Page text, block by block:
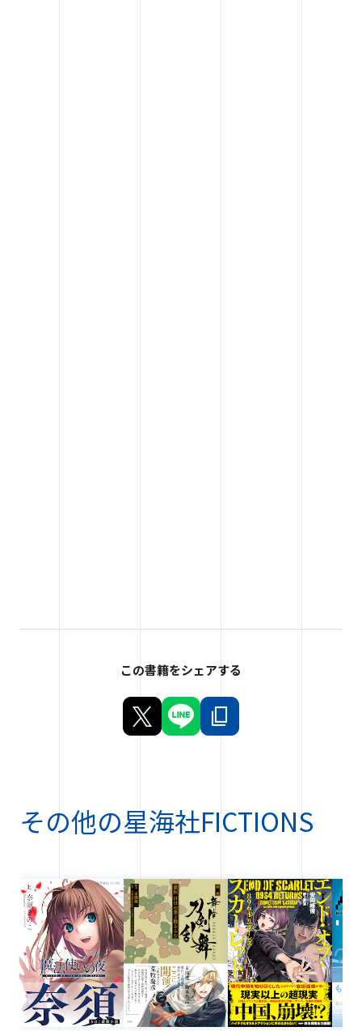
この書籍をシェアする
その他の星海社FICTIONS